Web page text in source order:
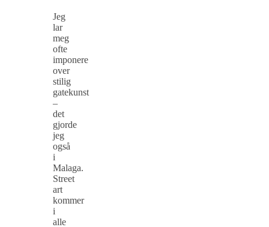
Jeg
lar
meg
ofte
imponere
over
stilig
gatekunst
–
det
gjorde
jeg
også
i
Malaga.
Street
art
kommer
i
alle